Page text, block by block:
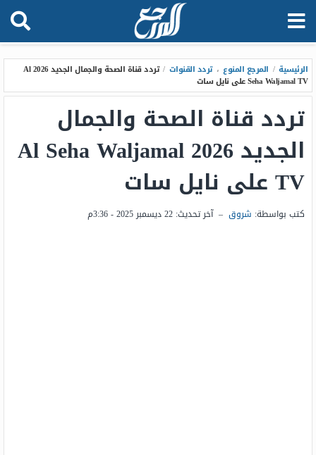
الرئيسية / المرجع المنوع ، تردد القنوات /
تردد قناة الصحة والجمال الجديد 2026 Al
Seha Waljamal TV على نايل سات
تردد قناة الصحة والجمال
الجديد 2026 Al Seha Waljamal
TV على نايل سات
كتب بواسطة: شروق – آخر تحديث: 22 ديسمبر 2025 - 3:36م